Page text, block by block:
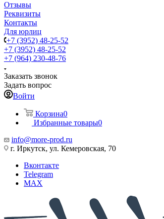
Отзывы
Реквизиты
Контакты
Для юрлиц
+7 (3952) 48-25-52
+7 (3952) 48-25-52
+7 (964) 230-48-76
Заказать звонок
Задать вопрос
Войти
Корзина0
Избранные товары0
info@more-prod.ru
г. Иркутск, ул. Кемеровская, 70
Вконтакте
Telegram
MAX